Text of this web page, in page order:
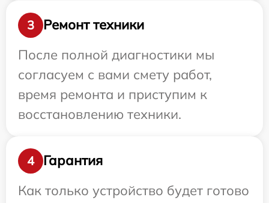
3
Ремонт техники
После полной диагностики мы
согласуем с вами смету работ,
время ремонта и приступим к
восстановлению техники.
4
Гарантия
Как только устройство будет готово